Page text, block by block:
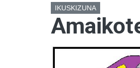
IKUSKIZUNA